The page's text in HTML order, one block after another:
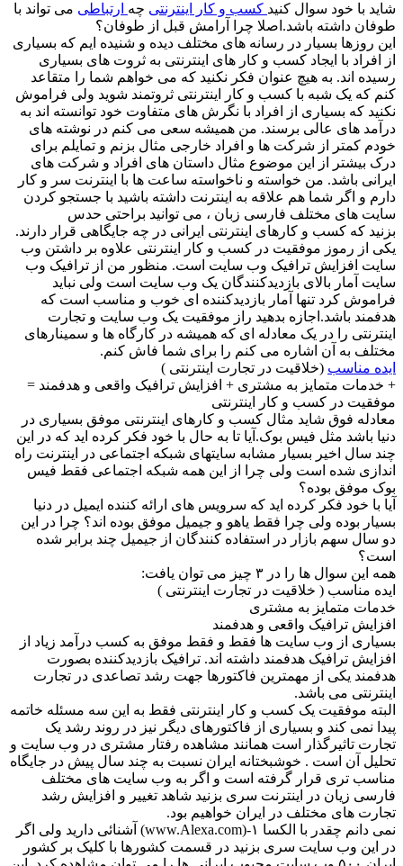
شاید با خود سوال کنید کسب و کار اینترنتی چه ارتباطی می تواند با
طوفان داشته باشد.اصلا چرا آرامش قبل از طوفان؟
این روزها بسیار در رسانه های مختلف دیده و شنیده ایم که بسیاری
از افراد با ایجاد کسب و کار های اینترنتی به ثروت های بسیاری
رسیده اند. به هیچ عنوان فکر نکنید که می خواهم شما را متقاعد
کنم که یک شبه با کسب و کار اینترنتی ثروتمند شوید ولی فراموش
نکنید که بسیاری از افراد با نگرش های متفاوت خود توانسته اند به
درآمد های عالی برسند. من همیشه سعی می کنم در نوشته های
خودم کمتر از شرکت ها و افراد خارجی مثال بزنم و تمایلم برای
درک بیشتر از این موضوع مثال داستان های افراد و شرکت های
ایرانی باشد. من خواسته و ناخواسته ساعت ها با اینترنت سر و کار
دارم و اگر شما هم علاقه به اینترنت داشته باشید با جستجو کردن
سایت های مختلف فارسی زبان ، می توانید براحتی حدس
بزنید که کسب و کارهای اینترنتی ایرانی در چه جایگاهی قرار دارند.
یکی از رموز موفقیت در کسب و کار اینترنتی علاوه بر داشتن وب
سایت افزایش ترافیک وب سایت است. منظور من از ترافیک وب
سایت آمار بالای بازدیدکنندگان یک وب سایت است ولی نباید
فراموش کرد تنها آمار بازدیدکننده ای خوب و مناسب است که
هدفمند باشد.اجازه بدهید راز موفقیت یک وب سایت و تجارت
اینترنتی را در یک معادله ای که همیشه در کارگاه ها و سمینارهای
مختلف به آن اشاره می کنم را برای شما فاش کنم.
ایده مناسب (خلاقیت در تجارت اینترنتی )
+ خدمات متمایز به مشتری + افزایش ترافیک واقعی و هدفمند =
موفقیت در کسب و کار اینترنتی
معادله فوق شاید مثال کسب و کارهای اینترنتی موفق بسیاری در
دنیا باشد مثل فیس بوک.آیا تا به حال با خود فکر کرده اید که در این
چند سال اخیر بسیار مشابه سایتهای شبکه اجتماعی در اینترنت راه
اندازی شده است ولی چرا از این همه شبکه اجتماعی فقط فیس
بوک موفق بوده؟
آیا با خود فکر کرده اید که سرویس های ارائه کننده ایمیل در دنیا
بسیار بوده ولی چرا فقط یاهو و جیمیل موفق بوده اند؟ چرا در این
دو سال سهم بازار در استفاده کنندگان از جیمیل چند برابر شده
است؟
همه این سوال ها را در ۳ چیز می توان یافت:
ایده مناسب ( خلاقیت در تجارت اینترنتی )
خدمات متمایز به مشتری
افزایش ترافیک واقعی و هدفمند
بسیاری از وب سایت ها فقط و فقط موفق به کسب درآمد زیاد از
افزایش ترافیک هدفمند داشته اند. ترافیک بازدیدکننده بصورت
هدفمند یکی از مهمترین فاکتورها جهت رشد تصاعدی در تجارت
اینترنتی می باشد.
البته موفقیت یک کسب و کار اینترنتی فقط به این سه مسئله خاتمه
پیدا نمی کند و بسیاری از فاکتورهای دیگر نیز در روند رشد یک
تجارت تاثیرگذار است همانند مشاهده رفتار مشتری در وب سایت و
تحلیل آن است . خوشبختانه ایران نسبت به چند سال پیش در جایگاه
مناسب تری قرار گرفته است و اگر به وب سایت های مختلف
فارسی زیان در اینترنت سری بزنید شاهد تغییر و افزایش رشد
تجارت های مختلف در ایران خواهیم بود.
نمی دانم چقدر با الکسا ۱-(www.Alexa.com) آشنائی دارید ولی اگر
در این وب سایت سری بزنید در قسمت کشورها با کلیک بر کشور